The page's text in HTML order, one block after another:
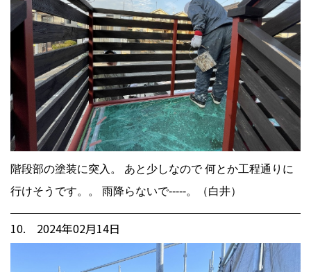
階段部の塗装に突入。 あと少しなので 何とか工程通りに
行けそうです。。 雨降らないで-----。（白井）
10. 2024年02月14日